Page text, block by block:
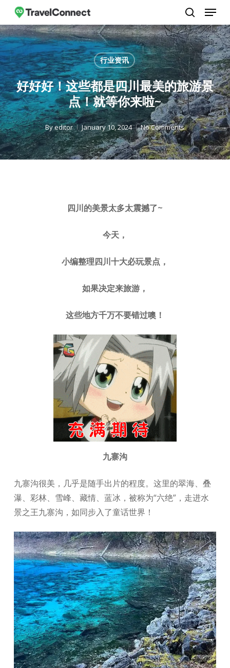
Skip
main
content
search
Menu
行业资讯
好好好！这些都是四川最美的旅游景
点！就等你来啦~
Byeditor January 10, 2024 No Comments
四川的美景太多太震撼了~
今天，
小编整理四川十大必玩景点，
如果决定来旅游，
这些地方千万不要错过噢！
九寨沟
九寨沟很美，几乎是随手出片的程度。这里的翠海、叠
瀑、彩林、雪峰、藏情、蓝冰，被称为“六绝”，走进水
景之王九寨沟，如同步入了童话世界！
Close
Menu